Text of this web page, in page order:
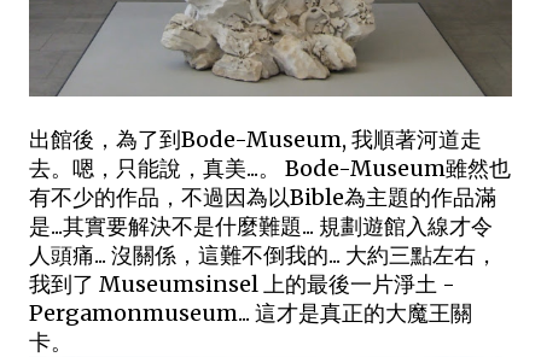
出館後，為了到Bode-Museum, 我順著河道走
去。嗯，只能說，真美...。 Bode-Museum雖然也
有不少的作品，不過因為以Bible為主題的作品滿
是...其實要解決不是什麼難題... 規劃遊館入線才令
人頭痛... 沒關係，這難不倒我的... 大約三點左右，
我到了 Museumsinsel 上的最後一片淨土 -
Pergamonmuseum... 這才是真正的大魔王關
卡。